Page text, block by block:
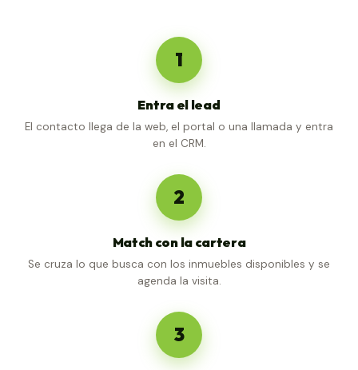
1
Entra el lead
El contacto llega de la web, el portal o una llamada y entra
en el CRM.
2
Match con la cartera
Se cruza lo que busca con los inmuebles disponibles y se
agenda la visita.
3